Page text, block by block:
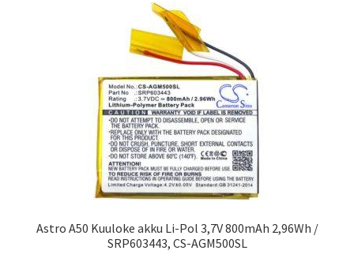
Astro A50 Kuuloke akku Li-Pol 3,7V 800mAh 2,96Wh /
SRP603443, CS-AGM500SL